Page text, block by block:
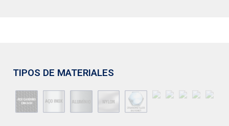
TIPOS DE MATERIALES